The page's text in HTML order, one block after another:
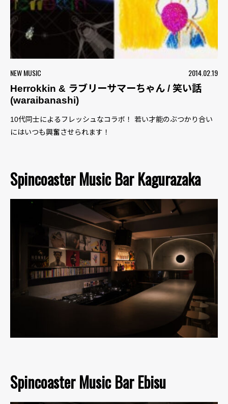
NEW MUSIC
2014.02.19
Herrokkin & ラブリーサマーちゃん / 笑い話
(waraibanashi)
10代同士によるフレッシュなコラボ！ 若い才能のぶつかり合い
にはいつも興奮させられます！
Spincoaster Music Bar Kagurazaka
Spincoaster Music Bar Ebisu